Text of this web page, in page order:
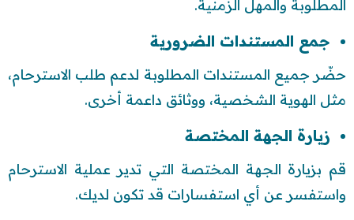
المطلوبة والمهل الزمنية.
جمع المستندات الضرورية
حضّر جميع المستندات المطلوبة لدعم طلب الاسترحام،
مثل الهوية الشخصية، ووثائق داعمة أخرى.
زيارة الجهة المختصة
قم بزيارة الجهة المختصة التي تدير عملية الاسترحام
واستفسر عن أي استفسارات قد تكون لديك.